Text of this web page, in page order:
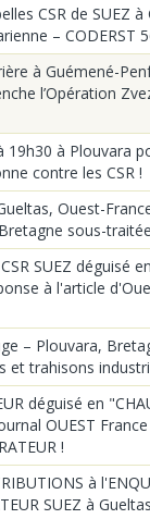
CSR de SUEZ
– CODERST
à Guémené-
l’Opération
19h30 à Plouvara
contre les CSR !
Ouest-
sous-
SUEZ déguisé
à l'article
– Plouvara,
et trahisons
déguisé en
OUEST
!
à
SUEZ à Gueltas